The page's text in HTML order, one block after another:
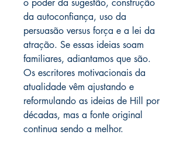
o poder da sugestão, construção
da autoconfiança, uso da
persuasão versus força e a lei da
atração. Se essas ideias soam
familiares, adiantamos que são.
Os escritores motivacionais da
atualidade vêm ajustando e
reformulando as ideias de Hill por
décadas, mas a fonte original
continua sendo a melhor.